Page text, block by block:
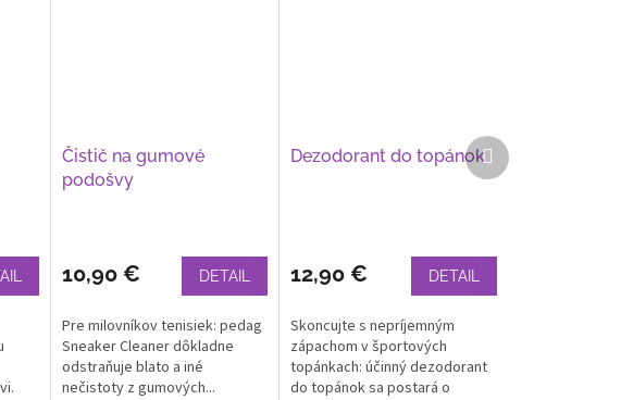
Čistič na gumové
podošvy
10,90 € DETAIL
Pre milovníkov tenisiek: pedag
Sneaker Cleaner dôkladne
odstraňuje blato a iné
nečistoty z gumových...
Dezodorant do topánok
12,90 € DETAIL
Skoncujte s nepríjemným
zápachom v športových
topánkach: účinný dezodorant
do topánok sa postará o
Ďalší
produkt